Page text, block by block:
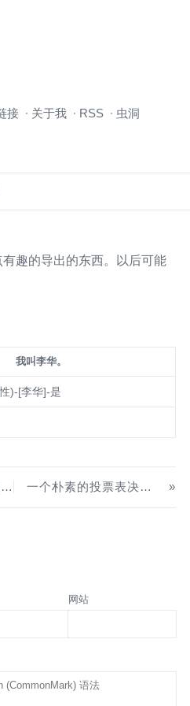
接 关于我 RSS 虫洞
趣的导出的东西。以后可能
我叫李华。
)-[李华]-是
一个朴素的投票表决的方法
网站